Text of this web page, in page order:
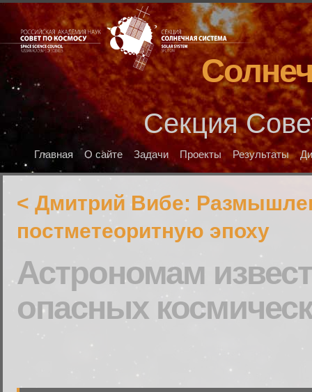
Секция
Главная О сайте Задачи Проекты Результаты
< Дмитрий Вибе:
постметеоритную эпоху
Астрономам
опасных